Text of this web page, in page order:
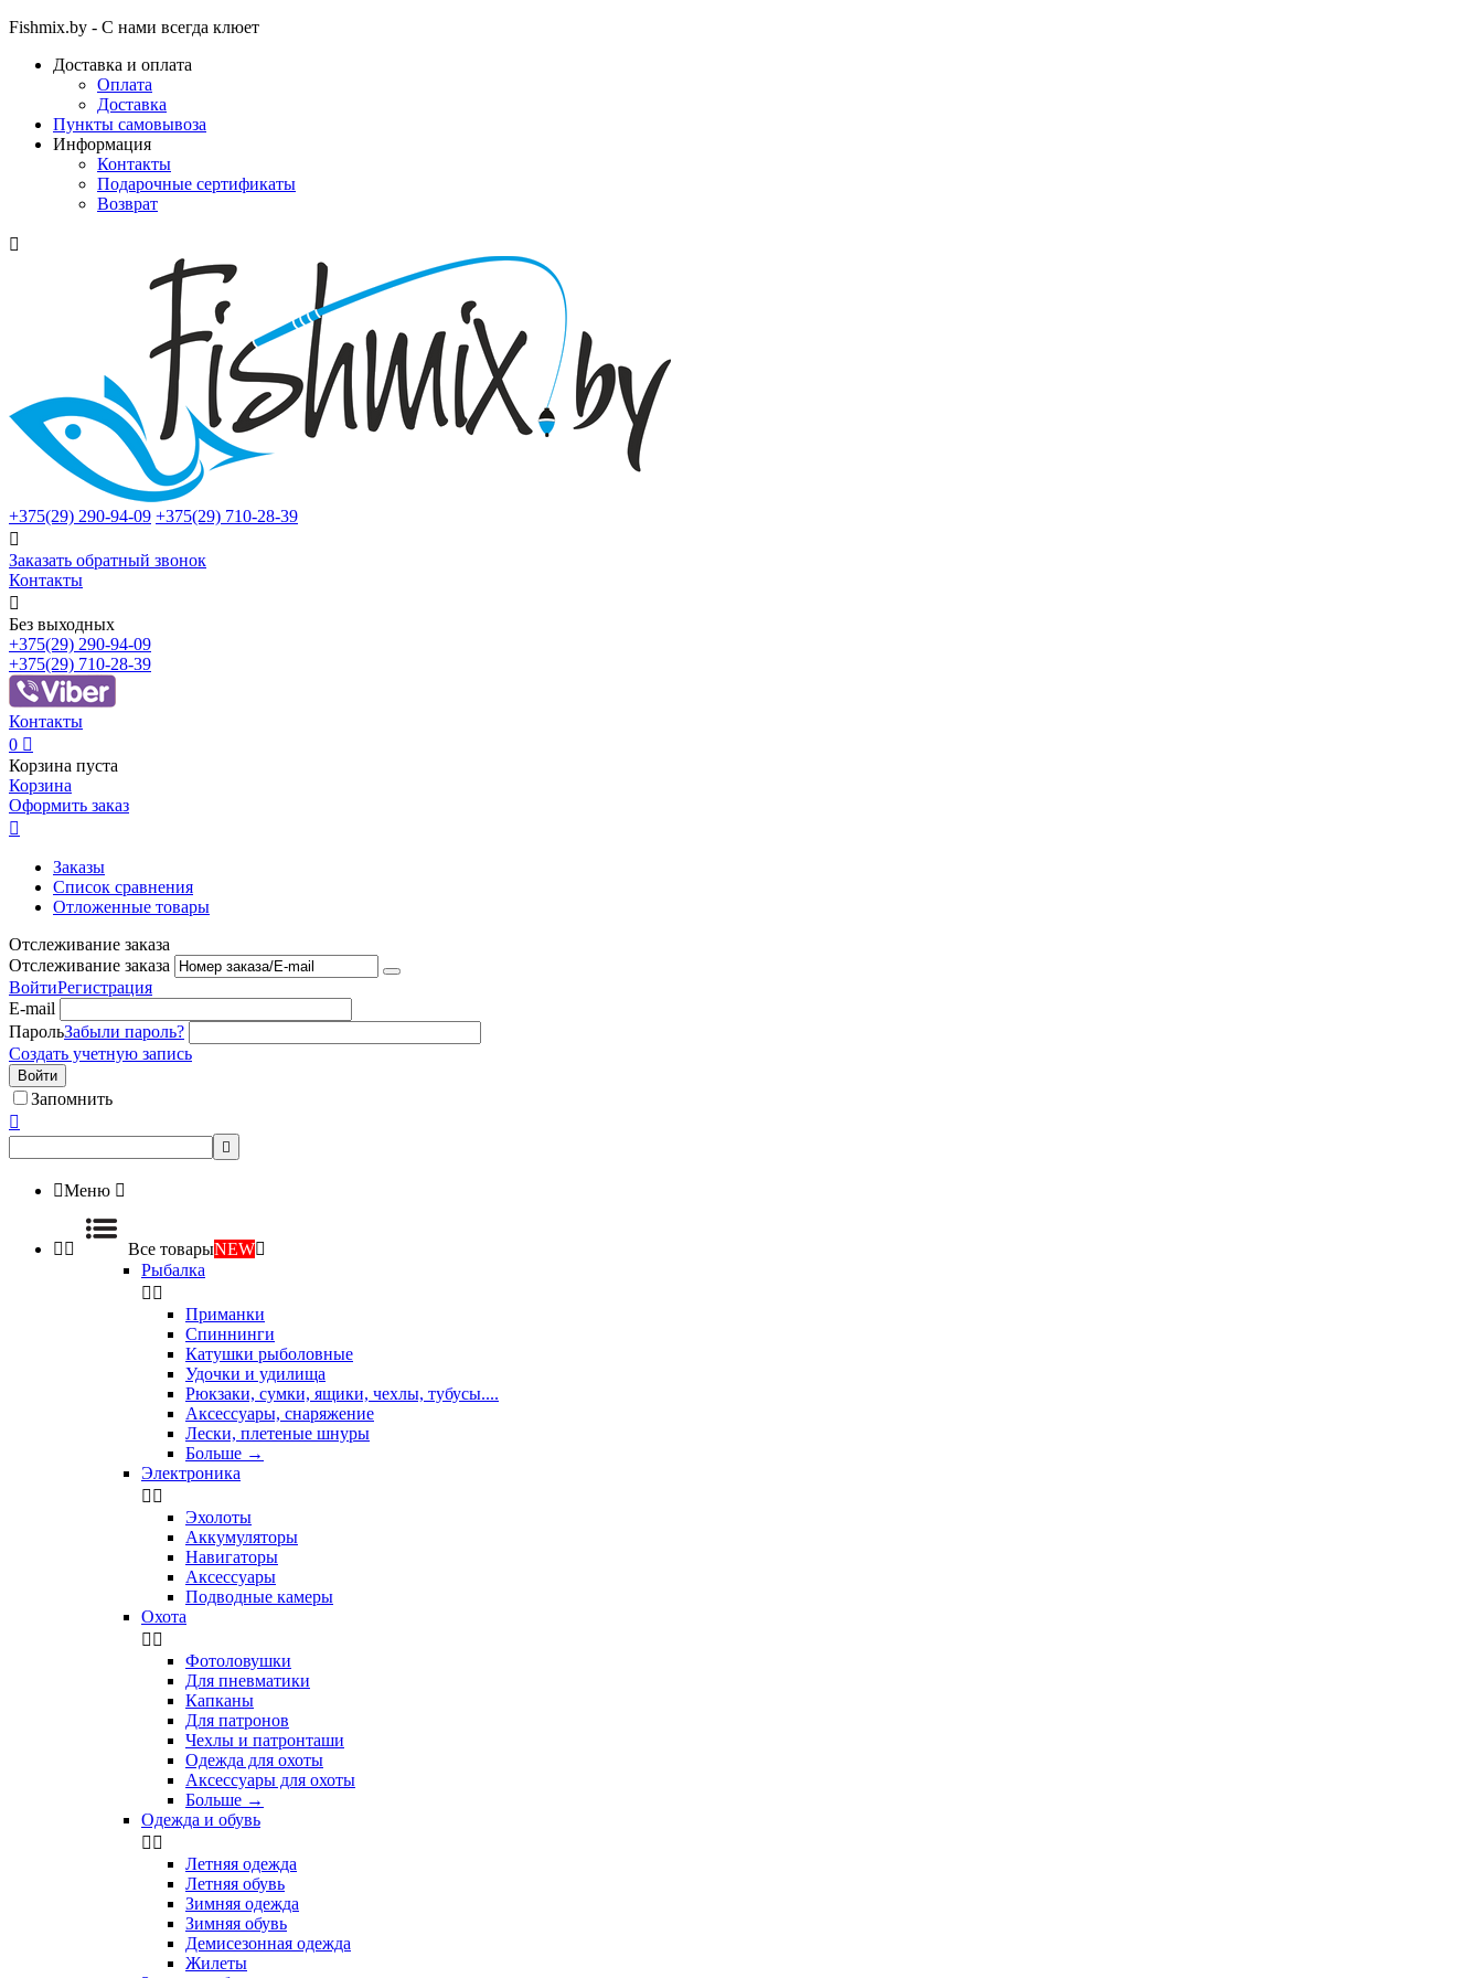
Fishmix.by - С нами всегда клюет
Доставка и оплата
Оплата
Доставка
Пункты самовывоза
Информация
Контакты
Подарочные сертификаты
Возврат

+375(29) 290-94-09 +375(29) 710-28-39

Заказать обратный звонок
Контакты

Без выходных
+375(29) 290-94-09
+375(29) 710-28-39
Контакты
0 
Корзина пуста
Корзина
Оформить заказ

Заказы
Список сравнения
Отложенные товары
Отслеживание заказа
Отслеживание заказа
ВойтиРегистрация
E-mail
ПарольЗабыли пароль?
Создать учетную запись
Войти
Запомнить


Меню 
  Все товарыNEW
Рыбалка
 
Приманки
Спиннинги
Катушки рыболовные
Удочки и удилища
Рюкзаки, сумки, ящики, чехлы, тубусы....
Аксессуары, снаряжение
Лески, плетеные шнуры
Больше →
Электроника
 
Эхолоты
Аккумуляторы
Навигаторы
Аксессуары
Подводные камеры
Охота
 
Фотоловушки
Для пневматики
Капканы
Для патронов
Чехлы и патронташи
Одежда для охоты
Аксессуары для охоты
Больше →
Одежда и обувь
 
Летняя одежда
Летняя обувь
Зимняя одежда
Зимняя обувь
Демисезонная одежда
Жилеты